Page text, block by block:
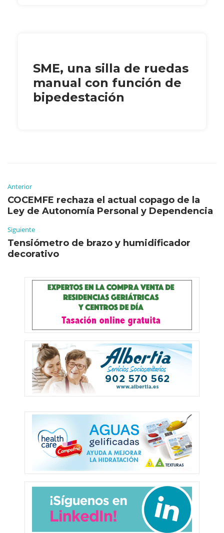
SME, una silla de ruedas
manual con función de
bipedestación
Anterior
COCEMFE rechaza el actual copago de la
Ley de Autonomía Personal y Dependencia
Siguiente
Tensiómetro de brazo y humidificador
decorativo